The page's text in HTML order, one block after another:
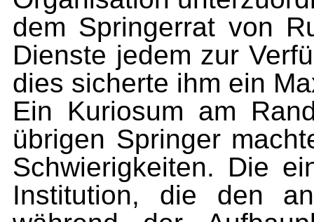
dem Springerrat von
Dienste jedem zur
dies sicherte ihm ein
Ein Kuriosum am
übrigen Springer
Schwierigkeiten. Die
Institution, die den